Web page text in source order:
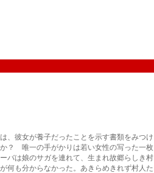
、彼女が養子だったことを示す書類をみつけ
？ 唯一の手がかりは若い女性の写った一枚
バは娘のサガを連れて、生まれ故郷らしき村
何も分からなかった。あきらめきれず村人た